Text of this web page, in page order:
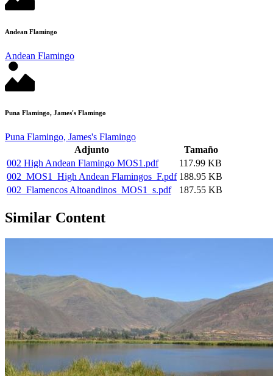
Andean Flamingo
Andean Flamingo
Puna Flamingo, James's Flamingo
Puna Flamingo, James's Flamingo
Adjunto
Tamaño
002 High Andean Flamingo MOS1.pdf
117.99 KB
002_MOS1_High Andean Flamingos_F.pdf 188.95 KB
002_Flamencos Altoandinos_MOS1_s.pdf
187.55 KB
Similar Content